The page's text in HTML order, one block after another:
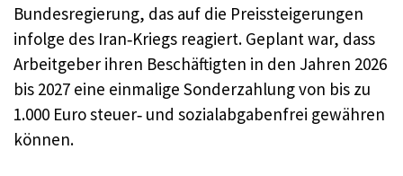
Bundesregierung, das auf die Preissteigerungen
infolge des Iran‑Kriegs reagiert. Geplant war, dass
Arbeitgeber ihren Beschäftigten in den Jahren 2026
bis 2027 eine einmalige Sonderzahlung von bis zu
1.000 Euro steuer‑ und sozialabgabenfrei gewähren
können.